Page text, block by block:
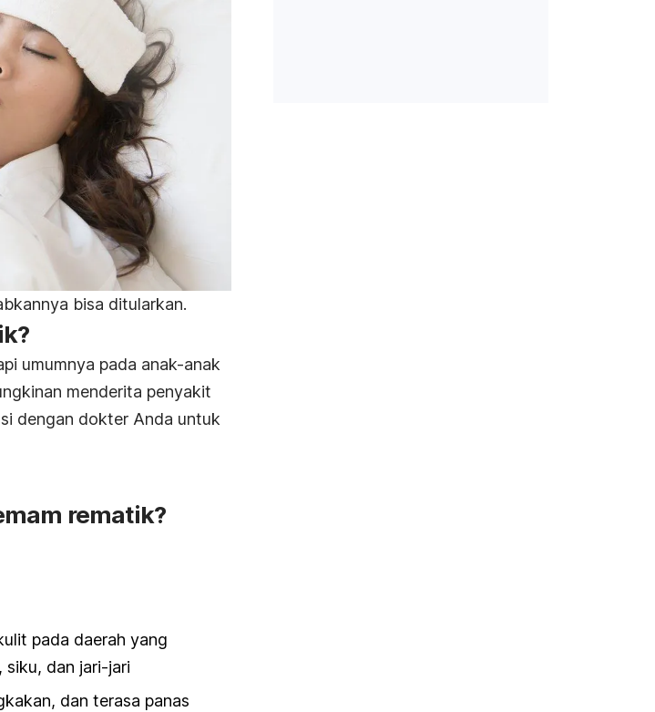
bisa ditularkan.
umumnya pada anak-anak
menderita penyakit
dengan dokter Anda untuk
rematik?
pada daerah yang
siku, dan jari-jari
dan terasa panas